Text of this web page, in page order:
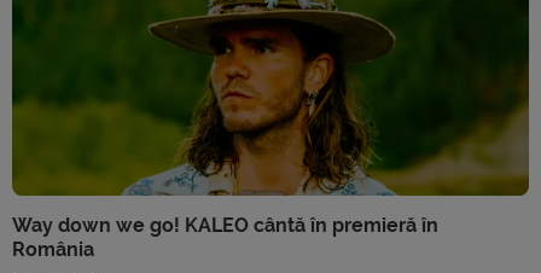
Way down we go! KALEO cântă în premieră în
România